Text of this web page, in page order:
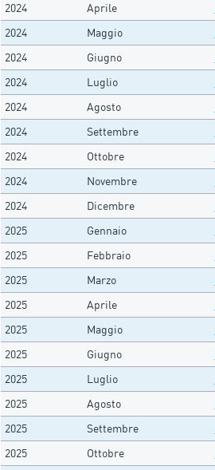
2024
Aprile
2024
Maggio
2024
Giugno
2024
Luglio
2024
Agosto
2024
Settembre
2024
Ottobre
2024
Novembre
2024
Dicembre
2025
Gennaio
2025
Febbraio
2025
Marzo
2025
Aprile
2025
Maggio
2025
Giugno
2025
Luglio
2025
Agosto
2025
Settembre
2025
Ottobre